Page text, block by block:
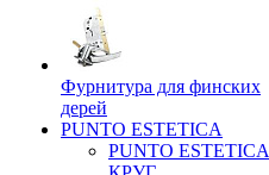
Фурнитура для финских
дерей
PUNTO ESTETICA
PUNTO ESTETICA